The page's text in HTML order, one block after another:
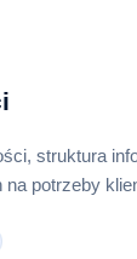
struktura
na potrzeby